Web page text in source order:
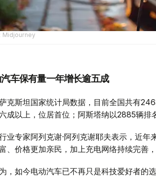
Midjourney
车保有量一年增长逾五成
克斯坦国家统计局数据，目前全国共有
成以上，位居首位；阿斯塔纳以2885辆排
业专家阿列克谢·阿列克谢耶夫表示，近
、价格更加亲民，加上充电网络持续完善
，如今电动汽车已不再只是科技爱好者的